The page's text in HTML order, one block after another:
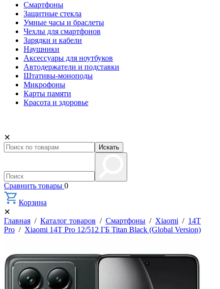
Смартфоны
Защитные стекла
Умные часы и браслеты
Чехлы для смартфонов
Зарядки и кабели
Наушники
Аксессуары для ноутбуков
Автодержатели и подставки
Штативы-моноподы
Микрофоны
Карты памяти
Красота и здоровье
✕
Искать
Сравнить товары 0
Корзина
✕
Главная / Каталог товаров / Смартфоны / Xiaomi / 14T
Pro / Xiaomi 14T Pro 12/512 ГБ Titan Black (Global Version)